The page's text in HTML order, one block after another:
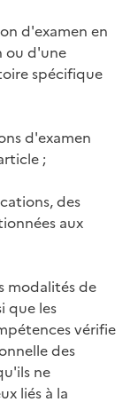
d'examen en
ou d'une
spécifique
d'examen
;
des
aux
modalités de
que les
vérifie
des
ne
liés à la